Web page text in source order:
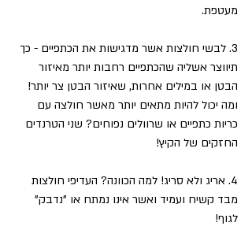
מעטפת.
3. לבשי חולצות אשר מדגישות את הכתפיים - כך
תיווצר אשליה שהכתפיים רחבות יותר מאיזור
הבטן או במילים אחרות, שאיזור הבטן צר יותר!
ומה יכול להיות מתאים יותר מאשר חולצה עם
כריות כתפיים או שרוולים נפוחים? שני הטרנדים
החזקים של הקיץ!
4. אריג ולא סריג! למה הכוונה? העדיפי חולצות
מבד קשיח ועמיד ואשר אינו נמתח או "נדבק"
לגוף!